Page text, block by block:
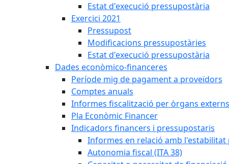
Estat d'execució pressupostària
Exercici 2021
Pressupost
Modificacions pressupostàries
Estat d'execució pressupostària
Dades econòmico-financeres
Període mig de pagament a proveïdors
Comptes anuals
Informes fiscalització per òrgans externs
Pla Econòmic Financer
Indicadors financers i pressupostaris
Informes en relació amb l'estabilitat
Autonomia fiscal (ITA 38)